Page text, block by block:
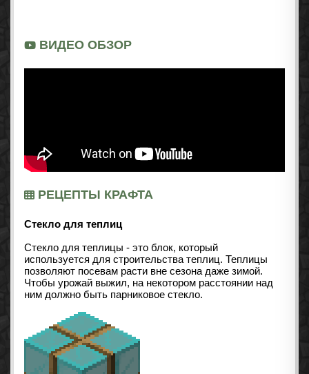
ВИДЕО ОБЗОР
РЕЦЕПТЫ КРАФТА
Стекло для теплиц
Стекло для теплицы - это блок, который
используется для строительства теплиц. Теплицы
позволяют посевам расти вне сезона даже зимой.
Чтобы урожай выжил, на некотором расстоянии над
ним должно быть парниковое стекло.